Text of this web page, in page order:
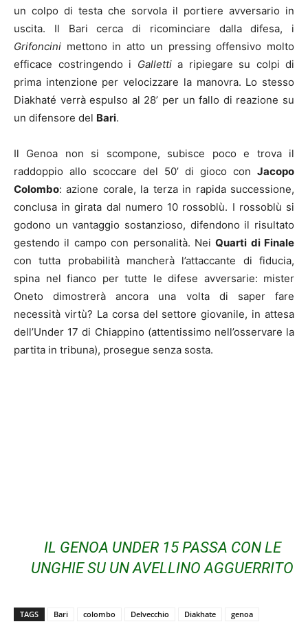
un colpo di testa che sorvola il portiere avversario in
uscita. Il Bari cerca di ricominciare dalla difesa, i
Grifoncini mettono in atto un pressing offensivo molto
efficace costringendo i Gallettia ripiegare su colpi di
prima intenzione per velocizzare la manovra. Lo stesso
Diakhaté verrà espulso al 28’ per un fallo di reazione su
un difensore del Bari.
Il Genoa non si scompone, subisce poco e trova il
raddoppio allo scoccare del 50’ di gioco con Jacopo
Colombo: azione corale, la terza in rapida successione,
conclusa in girata dal numero 10 rossoblù. I rossoblù si
godono un vantaggio sostanzioso, difendono il risultato
gestendo il campo con personalità. NeiQuarti di Finale
con tutta probabilità mancherà l’attaccante di fiducia,
spina nel fianco per tutte le difese avversarie: mister
Oneto dimostrerà ancora una volta di saper fare
necessità virtù? La corsa del settore giovanile, in attesa
dell’Under 17 di Chiappino (attentissimo nell’osservare la
partita in tribuna), prosegue senza sosta.
IL GENOA UNDER 15 PASSA CON LE
UNGHIE SU UN AVELLINO AGGUERRITO
TAGS Bari colombo Delvecchio Diakhate
genoa